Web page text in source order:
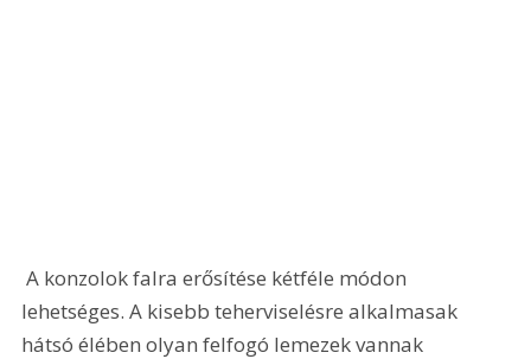
A konzolok falra erősítése kétféle módon
lehetséges. A kisebb teherviselésre alkalmasak
hátsó élében olyan felfogó lemezek vannak